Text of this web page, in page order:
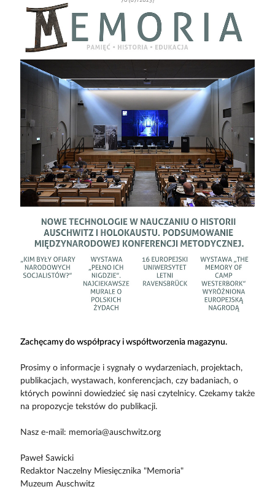
Zachęcamy do współpracy i współtworzenia magazynu.
Prosimy o informacje i sygnały o wydarzeniach, projektach,
publikacjach, wystawach, konferencjach, czy badaniach, o
których powinni dowiedzieć się nasi czytelnicy. Czekamy także
na propozycje tekstów do publikacji.
Nasz e-mail: memoria@auschwitz.org
Paweł Sawicki
Redaktor Naczelny Miesięcznika "Memoria"
Muzeum Auschwitz